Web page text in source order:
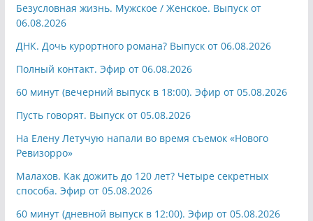
Безусловная жизнь. Мужское / Женское. Выпуск от
06.08.2026
ДНК. Дочь курортного романа? Выпуск от 06.08.2026
Полный контакт. Эфир от 06.08.2026
60 минут (вечерний выпуск в 18:00). Эфир от 05.08.2026
Пусть говорят. Выпуск от 05.08.2026
На Елену Летучую напали во время съемок «Нового
Ревизорро»
Малахов. Как дожить до 120 лет? Четыре секретных
способа. Эфир от 05.08.2026
60 минут (дневной выпуск в 12:00). Эфир от 05.08.2026